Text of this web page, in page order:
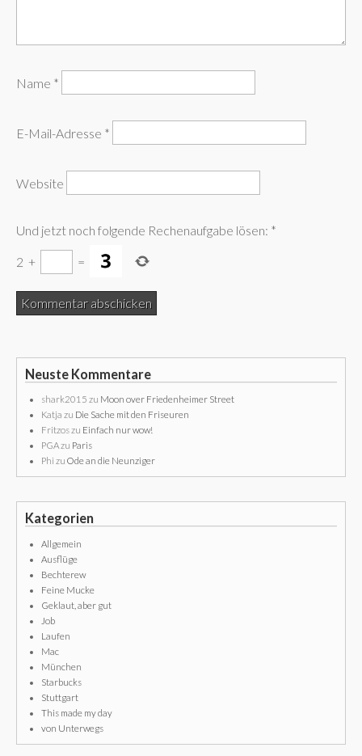
Name *
E-Mail-Adresse *
Website
Und jetzt noch folgende Rechenaufgabe lösen: *
2 + =
Neuste Kommentare
shark2015 zu Moon over Friedenheimer Street
Katja zu Die Sache mit den Friseuren
Fritzoszu Einfach nur wow!
PGAzu Paris
Phi zu Ode an die Neunziger
Kategorien
Allgemein
Ausflüge
Bechterew
Feine Mucke
Geklaut, aber gut
Job
Laufen
Mac
München
Starbucks
Stuttgart
This made my day
von Unterwegs